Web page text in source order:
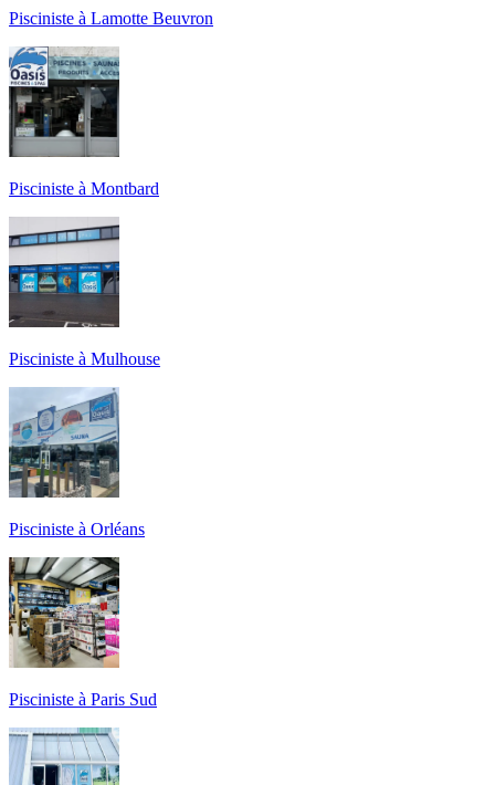
Pisciniste à Lamotte Beuvron
Pisciniste à Montbard
Pisciniste à Mulhouse
Pisciniste à Orléans
Pisciniste à Paris Sud